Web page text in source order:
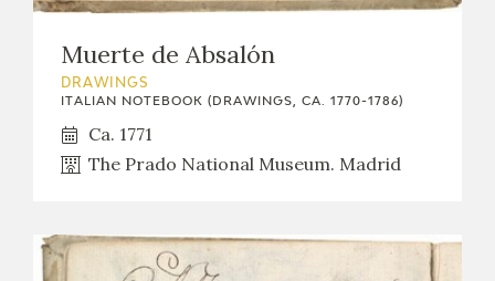
Muerte de Absalón
DRAWINGS
ITALIAN NOTEBOOK (DRAWINGS, CA. 1770-1786)
Ca. 1771
The Prado National Museum. Madrid